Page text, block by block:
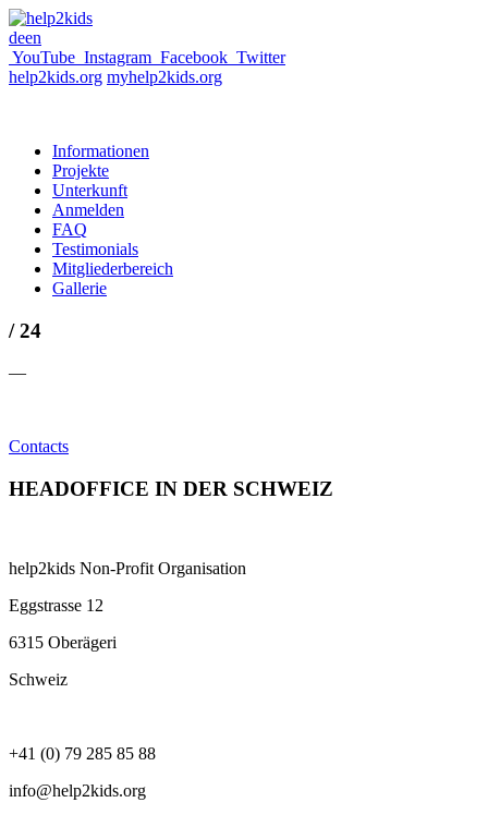
deen
YouTube Instagram Facebook Twitter
help2kids.org myhelp2kids.org
Informationen
Projekte
Unterkunft
Anmelden
FAQ
Testimonials
Mitgliederbereich
Gallerie
/ 24
—
Contacts
HEADOFFICE IN DER SCHWEIZ
help2kids Non-Profit Organisation
Eggstrasse 12
6315 Oberägeri
Schweiz
+41 (0) 79 285 85 88
info@help2kids.org